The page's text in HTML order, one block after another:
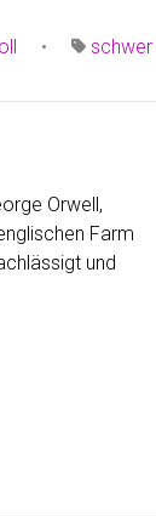
• schwer
Orwell,
Farm
und